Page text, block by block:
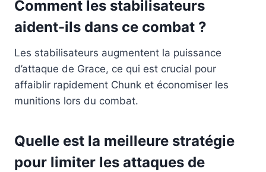
Comment les stabilisateurs
aident-ils dans ce combat ?
Les stabilisateurs augmentent la puissance
d’attaque de Grace, ce qui est crucial pour
affaiblir rapidement Chunk et économiser les
munitions lors du combat.
Quelle est la meilleure stratégie
pour limiter les attaques de